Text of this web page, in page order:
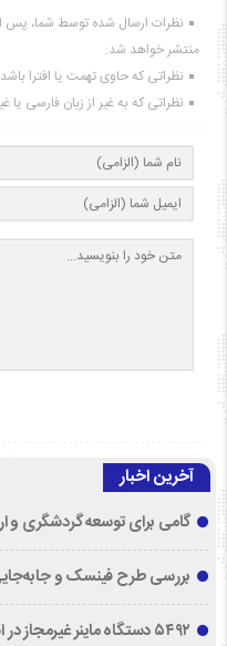
نظرات ارسال شده توسط شما، پس
منتشر خواهد شد.
نظراتی که حاوی تهمت یا افترا
نظراتی که به غیر از زبان فارسی
آخرین اخبار
گامی برای توسعه گردشگری
بررسی طرح فینسک و
۵۴۹۲ دستگاه ماینر غیرمجاز در استان سمنان جمع‌آوری شد